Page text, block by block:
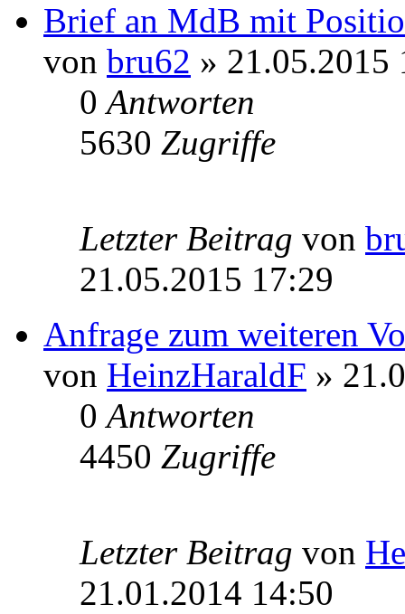
Brief an MdB mit
von bru62 » 21.05.2015
0Antworten
5630 Zugriffe
Letzter Beitrag von
21.05.2015 17:29
Anfrage zum weiteren
von HeinzHaraldF »
0Antworten
4450 Zugriffe
Letzter Beitrag von
21.01.2014 14:50